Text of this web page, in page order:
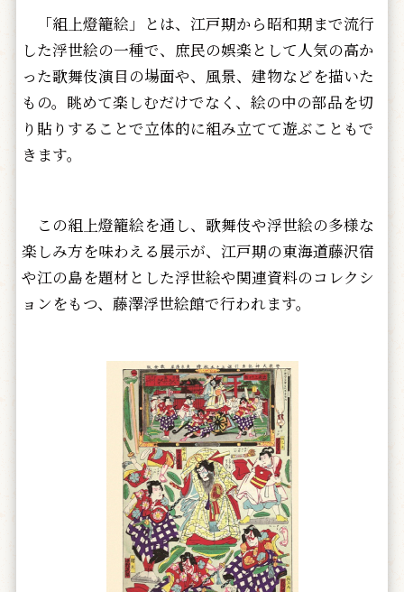
「組上燈籠絵」とは、江戸期から昭和期まで流行
した浮世絵の一種で、庶民の娯楽として人気の高か
った歌舞伎演目の場面や、風景、建物などを描いた
もの。眺めて楽しむだけでなく、絵の中の部品を切
り貼りすることで立体的に組み立てて遊ぶこともで
きます。
この組上燈籠絵を通し、歌舞伎や浮世絵の多様な
楽しみ方を味わえる展示が、江戸期の東海道藤沢宿
や江の島を題材とした浮世絵や関連資料のコレクシ
ョンをもつ、藤澤浮世絵館で行われます。